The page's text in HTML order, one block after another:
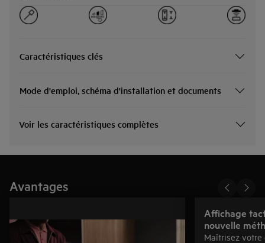
Caractéristiques clés
Mode d'emploi, schéma d'installation et documents
Voir les caractéristiques complètes
Avantages
Affichage
nouvelle
Maîtrisez votre